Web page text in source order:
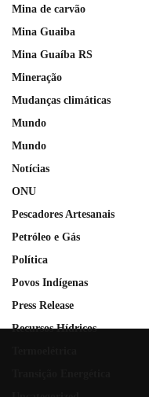
Mina de carvão
Mina Guaiba
Mina Guaíba RS
Mineração
Mudanças climáticas
Mundo
Mundo
Notícias
ONU
Pescadores Artesanais
Petróleo e Gás
Política
Povos Indígenas
Press Release
Recursos Hídricos